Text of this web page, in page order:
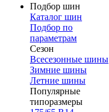
Подбор шин
Каталог шин
Подбор по
параметрам
Сезон
Всесезонные шины
Зимние шины
Летние шины
Популярные
типоразмеры